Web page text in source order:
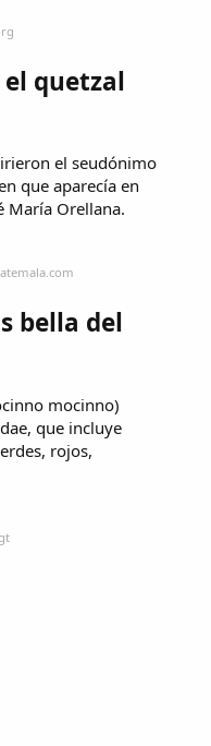
el quetzal
el seudónimo
que aparecía en
María Orellana.
bella del
mocinno)
que incluye
rojos,